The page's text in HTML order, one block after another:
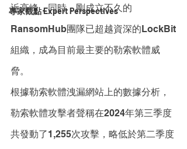
專家觀點 Expert Perspectives
近高峰，同時，剛成立不久的
RansomHub團隊已超越資深的LockBit
組織，成為目前最主要的勒索軟體威
脅。
根據勒索軟體洩漏網站上的數據分析，
勒索軟體攻擊者聲稱在2024年第三季度
共發動了1,255次攻擊，略低於第二季度